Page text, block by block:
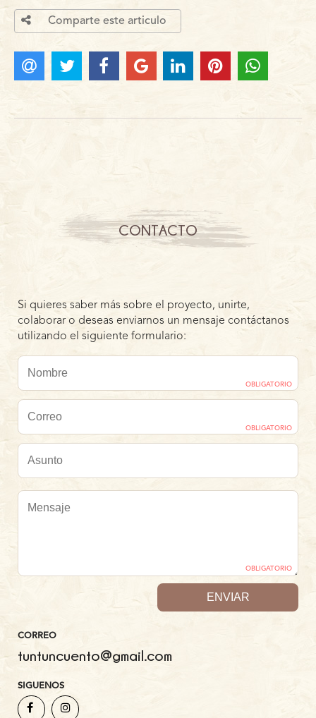
Comparte este articulo
CONTACTO
Si quieres saber más sobre el proyecto, unirte,
colaborar o deseas enviarnos un mensaje contáctanos
utilizando el siguiente formulario:
OBLIGATORIO
OBLIGATORIO
OBLIGATORIO
CORREO
tuntuncuento@gmail.com
SIGUENOS